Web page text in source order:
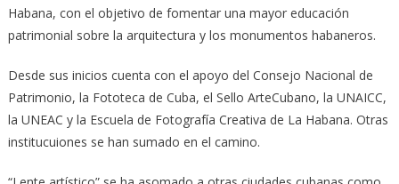
Habana, con el objetivo de fomentar una mayor educación
patrimonial sobre la arquitectura y los monumentos habaneros.
Desde sus inicios cuenta con el apoyo del Consejo Nacional de
Patrimonio, la Fototeca de Cuba, el Sello ArteCubano, la UNAICC,
la UNEAC y la Escuela de Fotografía Creativa de La Habana. Otras
institucuiones se han sumado en el camino.